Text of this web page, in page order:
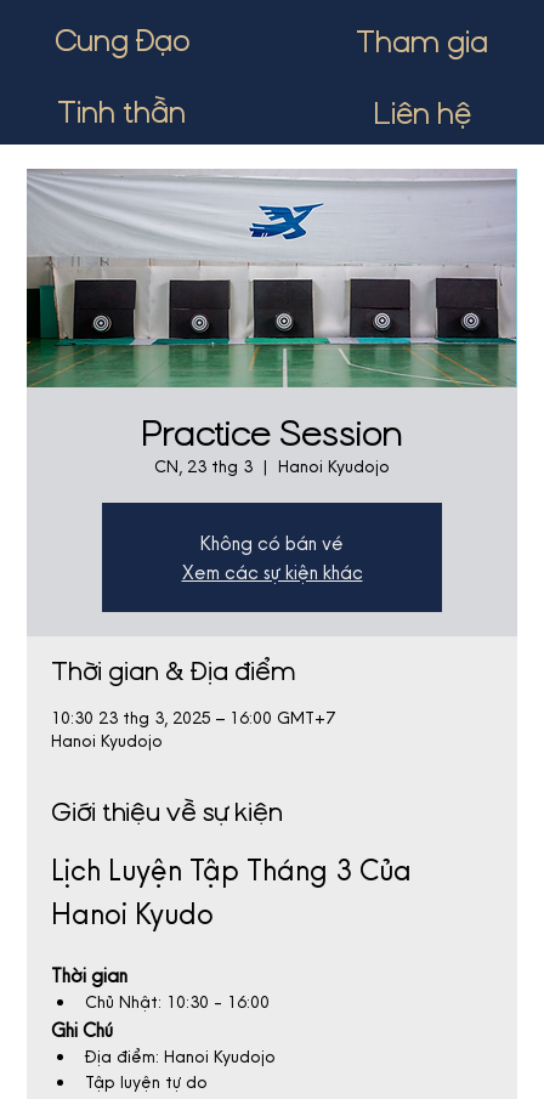
Cung Đạo
Tinh thần
Tham gia
Liên hệ
Practice Session
CN, 23 thg 3
  |
Hanoi Kyudojo
Không có bán vé
Xem các sự kiện khác
Thời gian & Địa điểm
10:30 23 thg 3, 2025 – 16:00 GMT+7
Hanoi Kyudojo
Giới thiệu về sự kiện
Lịch Luyện Tập Tháng 3 Của
Hanoi Kyudo
Thời gian
Chủ Nhật: 10:30 - 16:00
Ghi Chú
Địa điểm: Hanoi Kyudojo
Tập luyện tự do